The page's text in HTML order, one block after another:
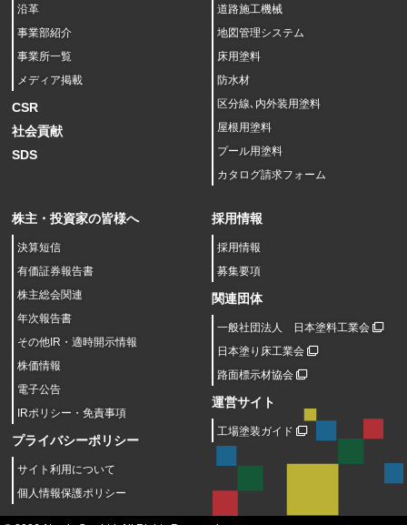
沿革
事業部紹介
事業所一覧
メディア掲載
CSR
社会貢献
SDS
道路施工機械
地図管理システム
床用塗料
防水材
区分線､内外装用塗料
屋根用塗料
プール用塗料
カタログ請求フォーム
株主・投資家の皆様へ
決算短信
有価証券報告書
株主総会関連
年次報告書
その他IR・適時開示情報
株価情報
電子公告
IRポリシー・免責事項
プライバシーポリシー
サイト利用について
個人情報保護ポリシー
採用情報
採用情報
募集要項
関連団体
一般社団法人 日本塗料工業会
日本塗り床工業会
路面標示材協会
運営サイト
工場塗装ガイド